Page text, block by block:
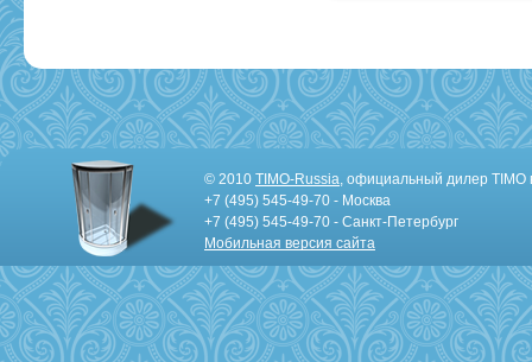
© 2010 TIMO-Russia, официальный дилер TIMO
+7 (495) 545-49-70 - Москва
+7 (495) 545-49-70 - Санкт-Петербург
Мобильная версия сайта